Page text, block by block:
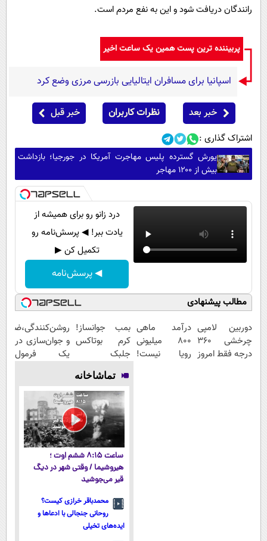
رانندگان دریافت شود و این به نفع مردم است.
پربیننده ترین پست همین یک ساعت اخیر
اسپانیا برای مسافران ایتالیایی بازرسی مرزی وضع کرد
خبر بعد نظرات کاربران خبر قبل
اشتراک گذاری :
یورش گسترده پلیس مهاجرت آمریکا در جورجیا؛ بازداشت
بیش از ۱۲۰۰ مهاجر
درد زانو رو برای همیشه از
یادت ببر! ◀ پرسش‌نامه رو
تکمیل کن ▶
◀ پرسش‌نامه
مطالب پیشنهادی
دوربین لامپی
چرخشی 360
درجه فقط امروز
درآمد ماهی
800 میلیونی
رویا نیست!
بمب جوانساز!
کرم بوتاکس
جلبک
اسپیرولینا50%تخفیف
و جوان‌سازی در
یک فرمول
تماشاخانه
ساعت ۸:۱۵ ششم اوت ؛
هیروشیما / وقتی شهر در دیگ
قیر می‌جوشید
محمدباقر خرازی کیست؟
روحانی جنجالی با ادعاها و
ایده‌های تخیلی